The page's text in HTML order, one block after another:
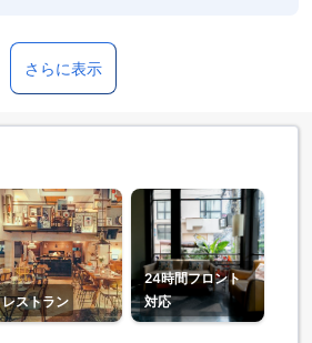
さらに表示
レストラン
24時間フロント
対応